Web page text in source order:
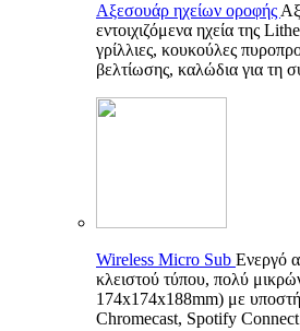
Αξεσουάρ ηχείων οροφής
εντοιχιζόμενα ηχεία της
γρίλλιες, κουκούλες
βελτίωσης, καλώδια για τη
Wireless Micro Sub Ενεργό
κλειστού τύπου, πολύ
174x174x188mm) με
Chromecast, Spotify